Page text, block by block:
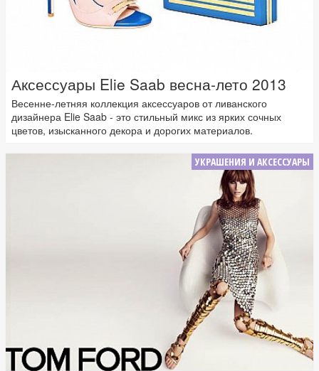
Аксессуары Elie Saab весна-лето 2013
Весенне-летняя коллекция аксессуаров от ливанского
дизайнера Elie Saab - это стильный микс из ярких сочных
цветов, изысканного декора и дорогих материалов.
УКРАШЕНИЯ И АКСЕССУАРЫ